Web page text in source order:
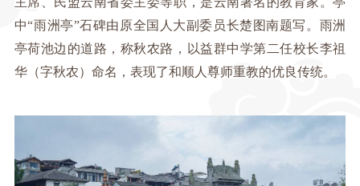
中“雨洲亭”石碑由原全国人大副委员长楚图南题写。雨洲
亭荷池边的道路，称秋农路，以益群中学第二任校长李祖
华（字秋农）命名，表现了和顺人尊师重教的优良传统。